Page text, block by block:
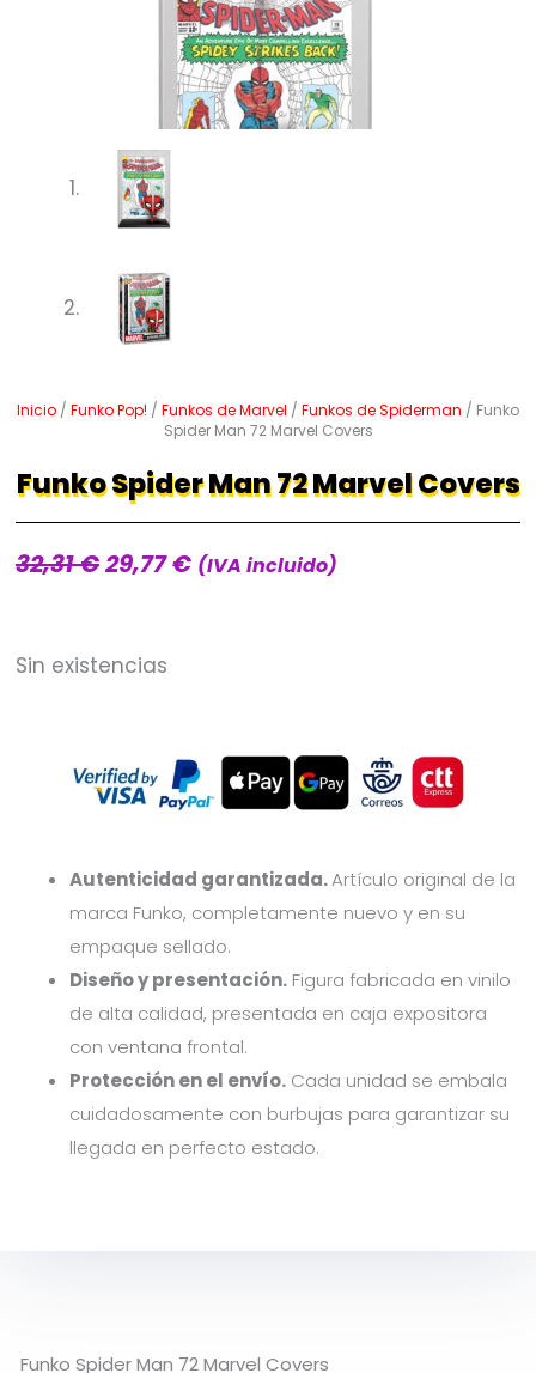
Inicio / Funko Pop! / Funkos de Marvel / Funkos de Spiderman / Funko
Spider Man 72 Marvel Covers
Funko Spider Man 72 Marvel Covers
32,31€El
era:
29,77€El(IVA incluido)
Sin existencias
Autenticidad garantizada.Artículo original de la
marca Funko, completamente nuevo y en su
empaque sellado.
Diseño y presentación. Figura fabricada en vinilo
de alta calidad, presentada en caja expositora
con ventana frontal.
Protección en el envío. Cada unidad se embala
cuidadosamente con burbujas para garantizar su
llegada en perfecto estado.
Funko Spider Man 72 Marvel Covers